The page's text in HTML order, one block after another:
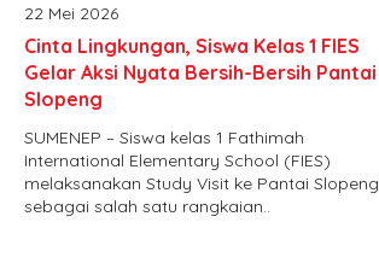
22 Mei 2026
Cinta Lingkungan, Siswa Kelas 1 FIES
Gelar Aksi Nyata Bersih-Bersih Pantai
Slopeng
SUMENEP – Siswa kelas 1 Fathimah
International Elementary School (FIES)
melaksanakan Study Visit ke Pantai Slopeng
sebagai salah satu rangkaian..